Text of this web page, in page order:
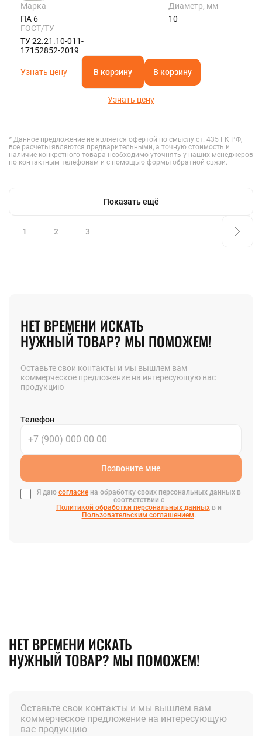
Марка
ПА 6
Диаметр, мм
10
ГОСТ/ТУ
ТУ 22.21.10-011-
17152852-2019
Узнать цену В корзину В корзину
Узнать цену
* Данное предложение не является офертой по смыслу ст. 435 ГК РФ,
все расчеты являются предварительными, а точную стоимость и
наличие конкретного товара необходимо уточнять у наших менеджеров
по контактным телефонам и с помощью формы обратной связи.
Показать ещё
1 2 3
НЕТ ВРЕМЕНИ ИСКАТЬ
НУЖНЫЙ ТОВАР? МЫ ПОМОЖЕМ!
Оставьте свои контакты и мы вышлем вам
коммерческое предложение на интересующую вас
продукцию
Телефон
Позвоните мне
Я даю согласиена обработку своих персональных данных в
соответствии с
Политикой обработки персональных данныхв и
Пользовательским соглашением.
НЕТ ВРЕМЕНИ ИСКАТЬ
НУЖНЫЙ ТОВАР? МЫ ПОМОЖЕМ!
Оставьте свои контакты и мы вышлем вам
коммерческое предложение на интересующую
вас продукцию